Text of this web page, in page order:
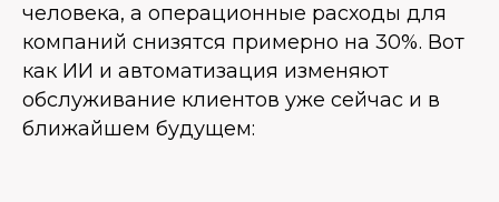
человека, а операционные расходы для
компаний снизятся примерно на 30%. Вот
как ИИ и автоматизация изменяют
обслуживание клиентов уже сейчас и в
ближайшем будущем: